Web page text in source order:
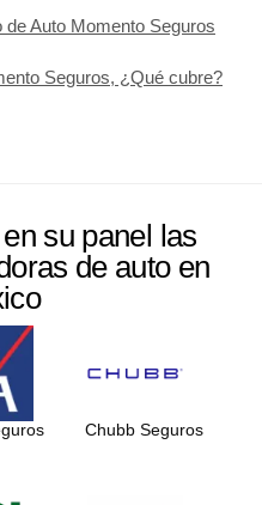
Auto Momento Seguros
Seguros, ¿Qué cubre?
su panel las
de auto en
Chubb Seguros